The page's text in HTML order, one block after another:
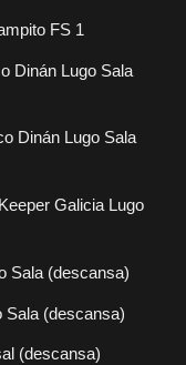
FS 1
Dinán Lugo Sala
Dinán Lugo Sala
Galicia Lugo
Sala (descansa)
Sala (descansa)
(descansa)